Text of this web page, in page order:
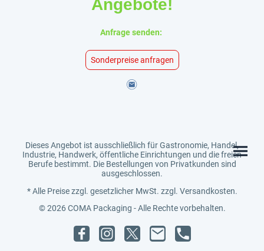
Angebote!
Anfrage senden:
Sonderpreise anfragen
Dieses Angebot ist ausschließlich für Gastronomie, Handel,
Industrie, Handwerk, öffentliche Einrichtungen und die freien
Berufe bestimmt. Die Bestellungen von Privatkunden sind
ausgeschlossen.
* Alle Preise zzgl. gesetzlicher MwSt. zzgl. Versandkosten.
© 2026 COMA Packaging - Alle Rechte vorbehalten.